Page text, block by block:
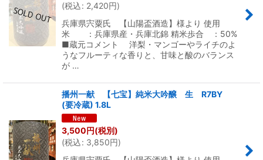
(税込: 2,420円)
兵庫県宍粟氏 【山陽盃酒造】様より 使用
米 ：兵庫県産・兵庫北錦 精米歩合 ：50%
■蔵元コメント 洋梨・マンゴーやライチのよ
うなフルーティな香りと、甘味と酸のバランス
が …
播州一献 【七宝】純米大吟醸 生 R7BY
(要冷蔵) 1.8L
3,500円(税別)
(税込: 3,850円)